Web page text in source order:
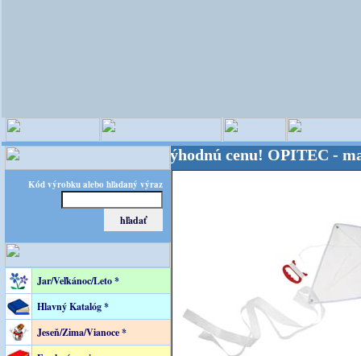
Kód výrobku alebo hľadaný výraz
Jar/Veľkánoc/Leto *
Hlavný Katalóg *
Jeseň/Zima/Vianoce *
- Kvalita za výhodnú cenu! OPITEC - majster